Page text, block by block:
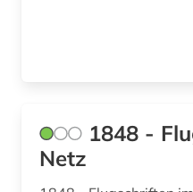
autografen (1)
1848 -
Netz